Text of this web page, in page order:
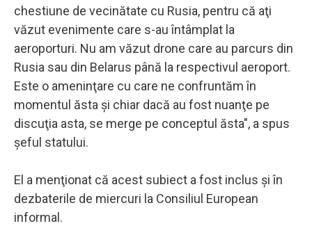
chestiune de vecinătate cu Rusia, pentru că aţi
văzut evenimente care s-au întâmplat la
aeroporturi. Nu am văzut drone care au parcurs din
Rusia sau din Belarus până la respectivul aeroport.
Este o ameninţare cu care ne confruntăm în
momentul ăsta şi chiar dacă au fost nuanţe pe
discuţia asta, se merge pe conceptul ăsta", a spus
şeful statului.
El a menţionat că acest subiect a fost inclus şi în
dezbaterile de miercuri la Consiliul European
informal.